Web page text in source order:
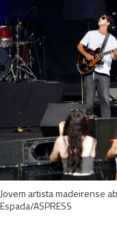
Jovem artista madeirense
Espada/ASPRESS